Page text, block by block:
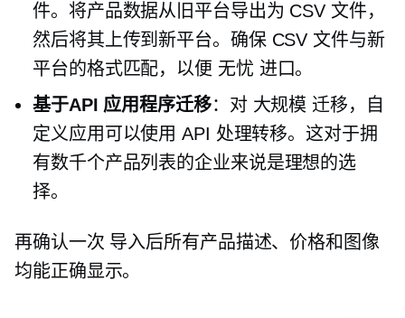
件。将产品数据从旧平台导出为 CSV 文件，
然后将其上传到新平台。确保 CSV 文件与新
平台的格式匹配，以便 无忧 进口。
基于API 应用程序迁移：对 大规模 迁移，自
定义应用可以使用 API 处理转移。这对于拥
有数千个产品列表的企业来说是理想的选
择。
再确认一次 导入后所有产品描述、价格和图像
均能正确显示。